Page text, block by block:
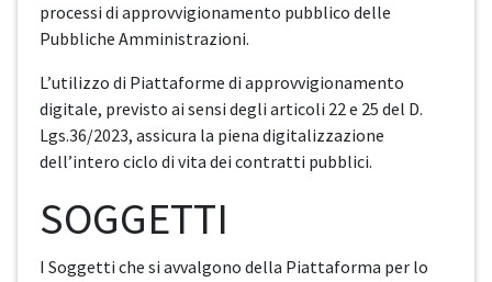
processi di approvvigionamento pubblico delle
Pubbliche Amministrazioni.
L’utilizzo di Piattaforme di approvvigionamento
digitale, previsto ai sensi degli articoli 22 e 25 del D.
Lgs.36/2023, assicura la piena digitalizzazione
dell’intero ciclo di vita dei contratti pubblici.
SOGGETTI
I Soggetti che si avvalgono della Piattaforma per lo